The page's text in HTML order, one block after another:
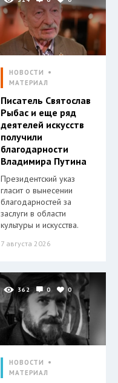
НОВОСТИ
МАТЕРИАЛ
Писатель Святослав
Рыбас и еще ряд
деятелей искусств
получили
благодарности
Владимира Путина
Президентский указ
гласит о вынесении
благодарностей за
заслуги в области
культуры и искусства.
7 августа 2026
362 0 0
НОВОСТИ
МАТЕРИАЛ